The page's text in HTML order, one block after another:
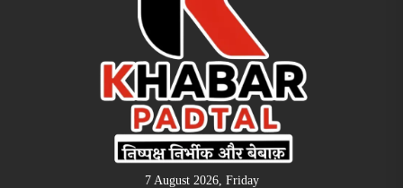
7 August 2026, Friday